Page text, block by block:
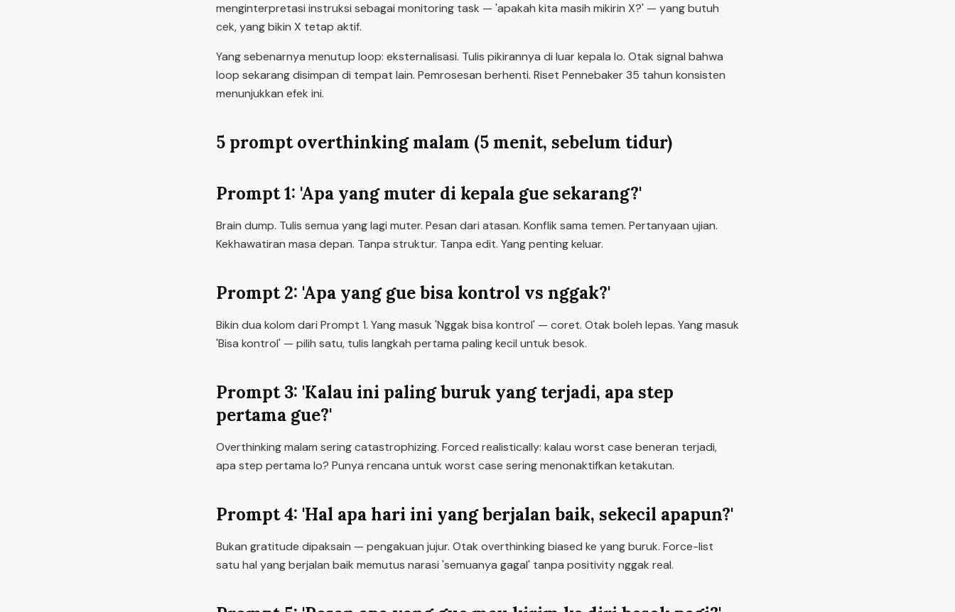
menginterpretasi instruksi sebagai monitoring task — 'apakah kita masih mikirin X?' — yang butuh
cek, yang bikin X tetap aktif.
Yang sebenarnya menutup loop: eksternalisasi. Tulis pikirannya di luar kepala lo. Otak signal bahwa
loop sekarang disimpan di tempat lain. Pemrosesan berhenti. Riset Pennebaker 35 tahun konsisten
menunjukkan efek ini.
5 prompt overthinking malam (5 menit, sebelum tidur)
Prompt 1: 'Apa yang muter di kepala gue sekarang?'
Brain dump. Tulis semua yang lagi muter. Pesan dari atasan. Konflik sama temen. Pertanyaan ujian.
Kekhawatiran masa depan. Tanpa struktur. Tanpa edit. Yang penting keluar.
Prompt 2: 'Apa yang gue bisa kontrol vs nggak?'
Bikin dua kolom dari Prompt 1. Yang masuk 'Nggak bisa kontrol' — coret. Otak boleh lepas. Yang masuk
'Bisa kontrol' — pilih satu, tulis langkah pertama paling kecil untuk besok.
Prompt 3: 'Kalau ini paling buruk yang terjadi, apa step
pertama gue?'
Overthinking malam sering catastrophizing. Forced realistically: kalau worst case beneran terjadi,
apa step pertama lo? Punya rencana untuk worst case sering menonaktifkan ketakutan.
Prompt 4: 'Hal apa hari ini yang berjalan baik, sekecil apapun?'
Bukan gratitude dipaksain — pengakuan jujur. Otak overthinking biased ke yang buruk. Force-list
satu hal yang berjalan baik memutus narasi 'semuanya gagal' tanpa positivity nggak real.